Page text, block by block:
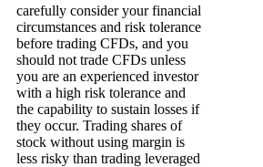
carefully consider your financial
circumstances and risk tolerance
before trading CFDs, and you
should not trade CFDs unless
you are an experienced investor
with a high risk tolerance and
the capability to sustain losses if
they occur. Trading shares of
stock without using margin is
less risky than trading leveraged